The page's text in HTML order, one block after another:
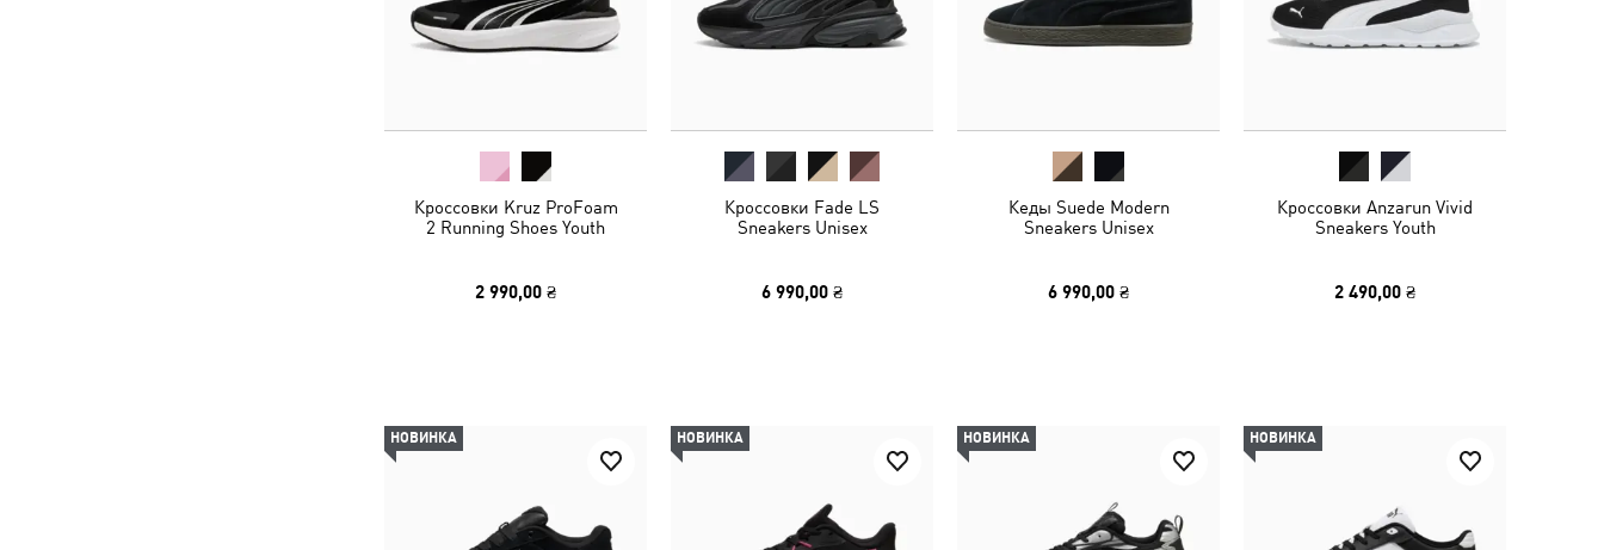
Кроссовки Kruz ProFoam
2 Running Shoes Youth
2 990,00 ₴
Кроссовки Fade LS
Sneakers Unisex
6 990,00 ₴
Кеды Suede Modern
Sneakers Unisex
6 990,00 ₴
Кроссовки Anzarun Vivid
Sneakers Youth
2 490,00 ₴
НОВИНКА НОВИНКА НОВИНКА НОВИНКА